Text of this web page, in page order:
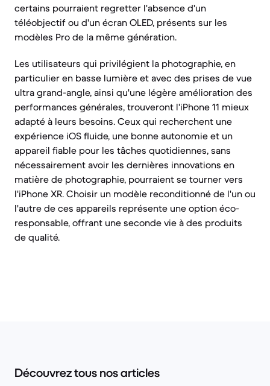
certains pourraient regretter l'absence d'un
téléobjectif ou d'un écran OLED, présents sur les
modèles Pro de la même génération.
Les utilisateurs qui privilégient la photographie, en
particulier en basse lumière et avec des prises de vue
ultra grand-angle, ainsi qu'une légère amélioration des
performances générales, trouveront l'iPhone 11 mieux
adapté à leurs besoins. Ceux qui recherchent une
expérience iOS fluide, une bonne autonomie et un
appareil fiable pour les tâches quotidiennes, sans
nécessairement avoir les dernières innovations en
matière de photographie, pourraient se tourner vers
l'iPhone XR. Choisir un modèle reconditionné de l'un ou
l'autre de ces appareils représente une option éco-
responsable, offrant une seconde vie à des produits
de qualité.
Découvrez tous nos articles